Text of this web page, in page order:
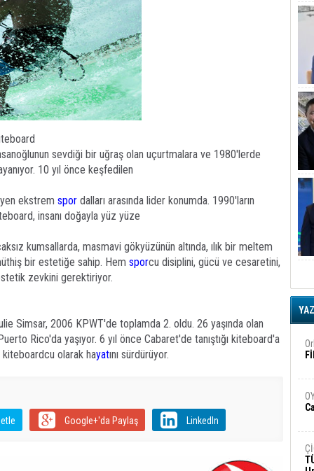
sevdiği bir uğraş olan uçurtmalara ve 1980'lerde
10 yıl önce keşfedilen
ekstrem spor dalları arasında lider konumda. 1990'ların
insanı doğayla yüz yüze
kumsallarda, masmavi gökyüzünün altında, ılık bir meltem
bir estetiğe sahip. Hem sporcu disiplini, gücü ve cesaretini,
zevkini gerektiriyor.
Simsar, 2006 KPWT'de toplamda 2. oldu. 26 yaşında olan
Rico'da yaşıyor. 6 yıl önce Cabaret'de tanıştığı kiteboard'a
olarak hayatını sürdürüyor.
Google+'da Paylaş LinkedIn